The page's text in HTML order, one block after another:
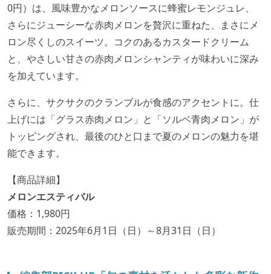
0円）は、風味豊かなメロンソースに蜂蜜レモンジュレ、
さらにジューシーな赤肉メロンを贅沢に重ねた、まさにメ
ロン尽くしのスイーツ。コクのあるカスタードクリーム
と、やさしい甘さの赤肉メロンシャンティが味わいに深み
を加えています。
さらに、サクサクのクランブルが食感のアクセントに。仕
上げには「グラス赤肉メロン」と「ソルベ青肉メロン」が
トッピングされ、最後のひと口まで夏のメロンの魅力を堪
能できます。
【商品詳細】
メロンエスティバル
価格：1,980円
販売期間：2025年6月1日（日）～8月31日（日）